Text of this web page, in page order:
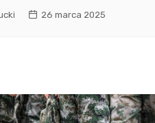
26 marca 2025